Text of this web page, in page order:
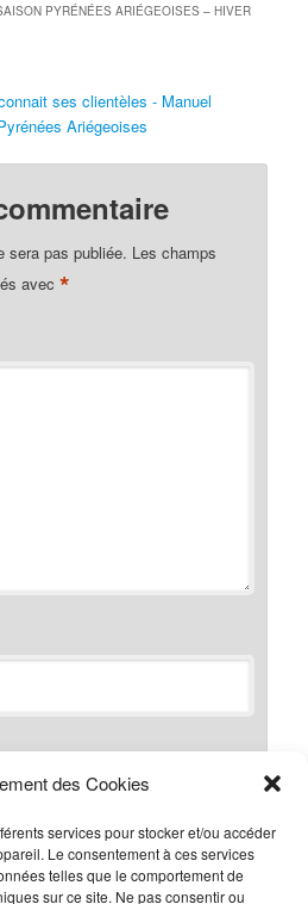
des Cookies
services pour stocker et/ou accéder
Le consentement à ces services
telles que le comportement de
sur ce site. Ne pas consentir ou
PYRÉNÉES ARIÉGEOISES – HIVER
ses clientèles - Manuel
Ariégeoises
sera pas publiée. Les champs
avec*